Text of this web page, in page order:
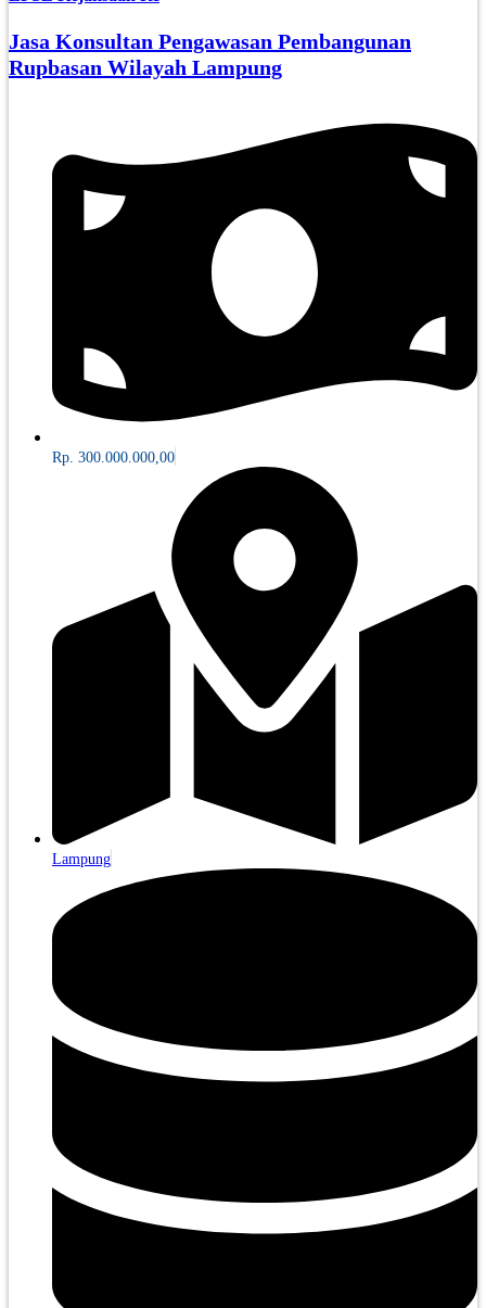
Jasa Konsultan Pengawasan Pembangunan
Rupbasan Wilayah Lampung
Rp. 300.000.000,00
Lampung